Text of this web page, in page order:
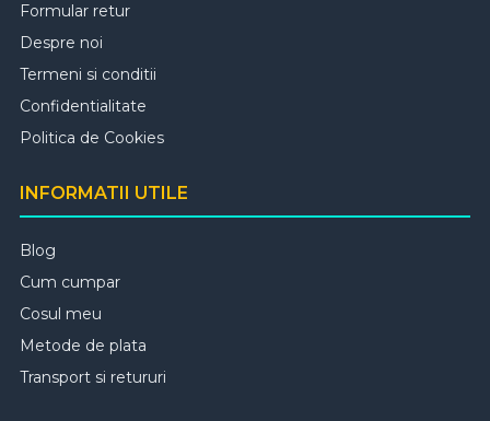
Formular retur
Despre noi
Termeni si conditii
Confidentialitate
Politica de Cookies
INFORMATII UTILE
Blog
Cum cumpar
Cosul meu
Metode de plata
Transport si retururi